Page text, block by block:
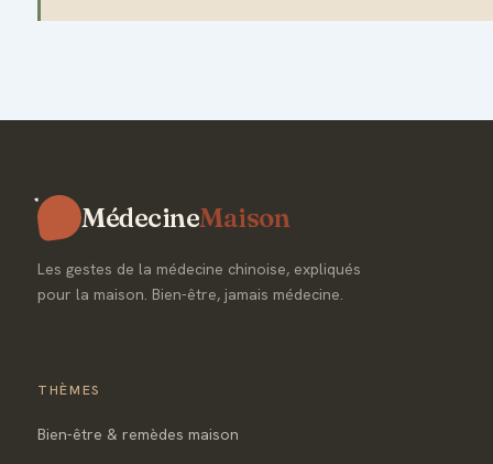
MédecineMaison
Les gestes de la médecine chinoise, expliqués
pour la maison. Bien-être, jamais médecine.
THÈMES
Bien-être & remèdes maison